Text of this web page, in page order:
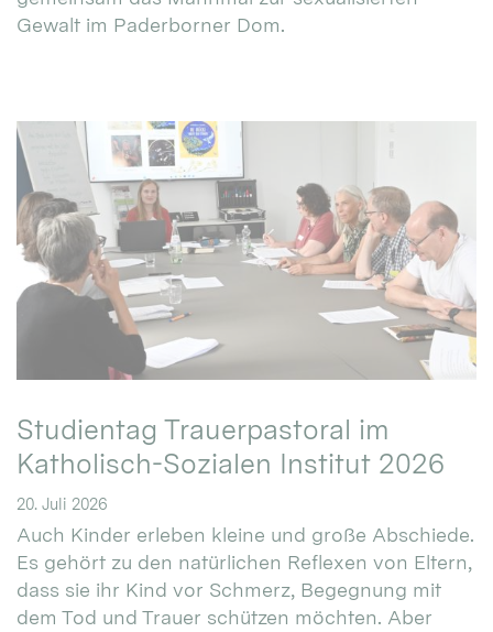
Gewalt im Paderborner Dom.
Studientag Trauerpastoral im
Katholisch-Sozialen Institut 2026
20. Juli 2026
Auch Kinder erleben kleine und große Abschiede.
Es gehört zu den natürlichen Reflexen von Eltern,
dass sie ihr Kind vor Schmerz, Begegnung mit
dem Tod und Trauer schützen möchten. Aber